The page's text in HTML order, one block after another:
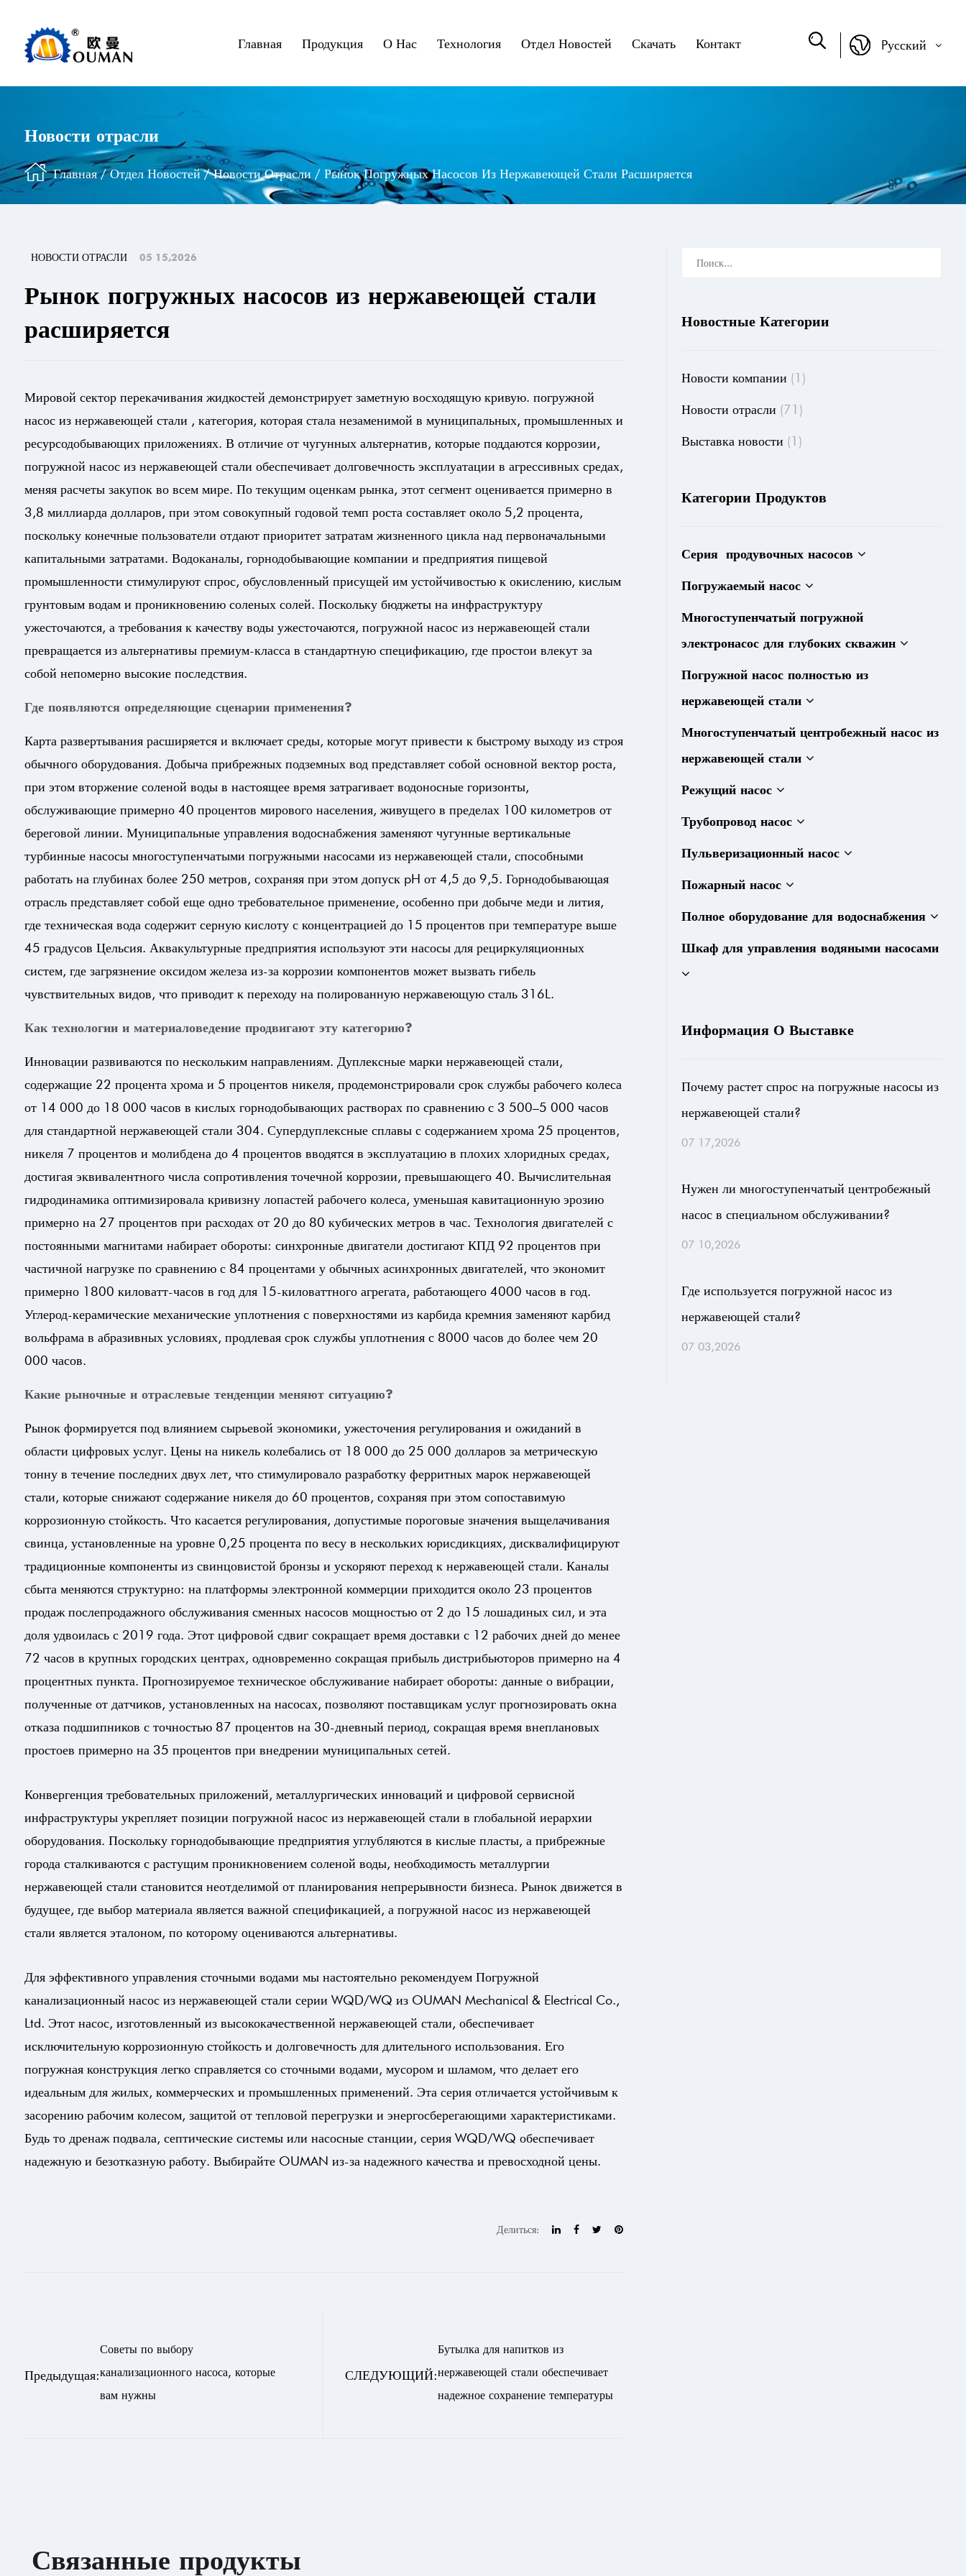
Главная Продукция О Нас Технология Отдел Новостей Скачать Контакт Pусский
Новости отрасли
Главная/Отдел Новостей/Новости Отрасли/ Рынок Погружных Насосов Из Нержавеющей Стали Расширяется
НОВОСТИ ОТРАСЛИ 05 15,2026
Рынок погружных насосов из нержавеющей стали
расширяется
Мировой сектор перекачивания жидкостей демонстрирует заметную восходящую кривую. погружной
насос из нержавеющей стали , категория, которая стала незаменимой в муниципальных, промышленных и
ресурсодобывающих приложениях. В отличие от чугунных альтернатив, которые поддаются коррозии,
погружной насос из нержавеющей стали обеспечивает долговечность эксплуатации в агрессивных средах,
меняя расчеты закупок во всем мире. По текущим оценкам рынка, этот сегмент оценивается примерно в
3,8 миллиарда долларов, при этом совокупный годовой темп роста составляет около 5,2 процента,
поскольку конечные пользователи отдают приоритет затратам жизненного цикла над первоначальными
капитальными затратами. Водоканалы, горнодобывающие компании и предприятия пищевой
промышленности стимулируют спрос, обусловленный присущей им устойчивостью к окислению, кислым
грунтовым водам и проникновению соленых солей. Поскольку бюджеты на инфраструктуру
ужесточаются, а требования к качеству воды ужесточаются, погружной насос из нержавеющей стали
превращается из альтернативы премиум-класса в стандартную спецификацию, где простои влекут за
собой непомерно высокие последствия.
Где появляются определяющие сценарии применения?
Карта развертывания расширяется и включает среды, которые могут привести к быстрому выходу из строя
обычного оборудования. Добыча прибрежных подземных вод представляет собой основной вектор роста,
при этом вторжение соленой воды в настоящее время затрагивает водоносные горизонты,
обслуживающие примерно 40 процентов мирового населения, живущего в пределах 100 километров от
береговой линии. Муниципальные управления водоснабжения заменяют чугунные вертикальные
турбинные насосы многоступенчатыми погружными насосами из нержавеющей стали, способными
работать на глубинах более 250 метров, сохраняя при этом допуск pH от 4,5 до 9,5. Горнодобывающая
отрасль представляет собой еще одно требовательное применение, особенно при добыче меди и лития,
где техническая вода содержит серную кислоту с концентрацией до 15 процентов при температуре выше
45 градусов Цельсия. Аквакультурные предприятия используют эти насосы для рециркуляционных
систем, где загрязнение оксидом железа из-за коррозии компонентов может вызвать гибель
чувствительных видов, что приводит к переходу на полированную нержавеющую сталь 316L.
Как технологии и материаловедение продвигают эту категорию?
Инновации развиваются по нескольким направлениям. Дуплексные марки нержавеющей стали,
содержащие 22 процента хрома и 5 процентов никеля, продемонстрировали срок службы рабочего колеса
от 14 000 до 18 000 часов в кислых горнодобывающих растворах по сравнению с 3 500–5 000 часов
для стандартной нержавеющей стали 304. Супердуплексные сплавы с содержанием хрома 25 процентов,
никеля 7 процентов и молибдена до 4 процентов вводятся в эксплуатацию в плохих хлоридных средах,
достигая эквивалентного числа сопротивления точечной коррозии, превышающего 40. Вычислительная
гидродинамика оптимизировала кривизну лопастей рабочего колеса, уменьшая кавитационную эрозию
примерно на 27 процентов при расходах от 20 до 80 кубических метров в час. Технология двигателей с
постоянными магнитами набирает обороты: синхронные двигатели достигают КПД 92 процентов при
частичной нагрузке по сравнению с 84 процентами у обычных асинхронных двигателей, что экономит
примерно 1800 киловатт-часов в год для 15-киловаттного агрегата, работающего 4000 часов в год.
Углерод-керамические механические уплотнения с поверхностями из карбида кремния заменяют карбид
вольфрама в абразивных условиях, продлевая срок службы уплотнения с 8000 часов до более чем 20
000 часов.
Какие рыночные и отраслевые тенденции меняют ситуацию?
Рынок формируется под влиянием сырьевой экономики, ужесточения регулирования и ожиданий в
области цифровых услуг. Цены на никель колебались от 18 000 до 25 000 долларов за метрическую
тонну в течение последних двух лет, что стимулировало разработку ферритных марок нержавеющей
стали, которые снижают содержание никеля до 60 процентов, сохраняя при этом сопоставимую
коррозионную стойкость. Что касается регулирования, допустимые пороговые значения выщелачивания
свинца, установленные на уровне 0,25 процента по весу в нескольких юрисдикциях, дисквалифицируют
традиционные компоненты из свинцовистой бронзы и ускоряют переход к нержавеющей стали. Каналы
сбыта меняются структурно: на платформы электронной коммерции приходится около 23 процентов
продаж послепродажного обслуживания сменных насосов мощностью от 2 до 15 лошадиных сил, и эта
доля удвоилась с 2019 года. Этот цифровой сдвиг сокращает время доставки с 12 рабочих дней до менее
72 часов в крупных городских центрах, одновременно сокращая прибыль дистрибьюторов примерно на 4
процентных пункта. Прогнозируемое техническое обслуживание набирает обороты: данные о вибрации,
полученные от датчиков, установленных на насосах, позволяют поставщикам услуг прогнозировать окна
отказа подшипников с точностью 87 процентов на 30-дневный период, сокращая время внеплановых
простоев примерно на 35 процентов при внедрении муниципальных сетей.
Конвергенция требовательных приложений, металлургических инноваций и цифровой сервисной
инфраструктуры укрепляет позиции погружной насос из нержавеющей стали в глобальной иерархии
оборудования. Поскольку горнодобывающие предприятия углубляются в кислые пласты, а прибрежные
города сталкиваются с растущим проникновением соленой воды, необходимость металлургии
нержавеющей стали становится неотделимой от планирования непрерывности бизнеса. Рынок движется в
будущее, где выбор материала является важной спецификацией, а погружной насос из нержавеющей
стали является эталоном, по которому оцениваются альтернативы.
Для эффективного управления сточными водами мы настоятельно рекомендуем Погружной
канализационный насос из нержавеющей стали серии WQD/WQ из OUMAN Mechanical & Electrical Co.,
Ltd. Этот насос, изготовленный из высококачественной нержавеющей стали, обеспечивает
исключительную коррозионную стойкость и долговечность для длительного использования. Его
погружная конструкция легко справляется со сточными водами, мусором и шламом, что делает его
идеальным для жилых, коммерческих и промышленных применений. Эта серия отличается устойчивым к
засорению рабочим колесом, защитой от тепловой перегрузки и энергосберегающими характеристиками.
Будь то дренаж подвала, септические системы или насосные станции, серия WQD/WQ обеспечивает
надежную и безотказную работу. Выбирайте OUMAN из-за надежного качества и превосходной цены.
Делиться:
Предыдущая:
Советы по выбору
канализационного насоса, которые
вам нужны
СЛЕДУЮЩИЙ:
Бутылка для напитков из
нержавеющей стали обеспечивает
надежное сохранение температуры
Новостные Категории
Новости компании (1)
Новости отрасли (71)
Выставка новости (1)
Категории Продуктов
Серия продувочных насосов
Погружаемый насос
Многоступенчатый погружной
электронасос для глубоких скважин
Погружной насос полностью из
нержавеющей стали
Многоступенчатый центробежный насос из
нержавеющей стали
Режущий насос
Трубопровод насос
Пульверизационный насос
Пожарный насос
Полное оборудование для водоснабжения
Шкаф для управления водяными насосами
Информация О Выставке
Почему растет спрос на погружные насосы из
нержавеющей стали?
07 17,2026
Нужен ли многоступенчатый центробежный
насос в специальном обслуживании?
07 10,2026
Где используется погружной насос из
нержавеющей стали?
07 03,2026
Связанные продукты